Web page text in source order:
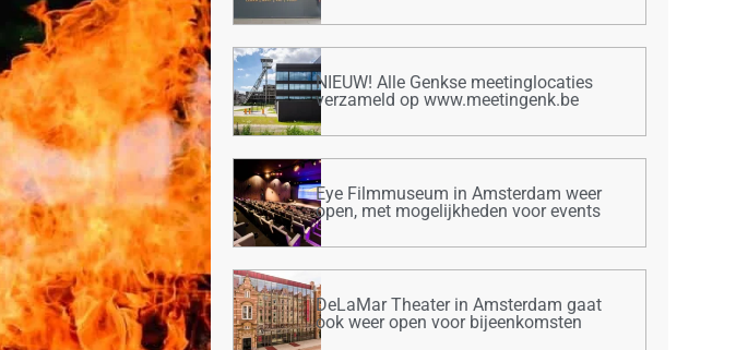
NIEUW! Alle Genkse meetinglocaties
verzameld op www.meetingenk.be
Eye Filmmuseum in Amsterdam weer
open, met mogelijkheden voor events
DeLaMar Theater in Amsterdam gaat
ook weer open voor bijeenkomsten